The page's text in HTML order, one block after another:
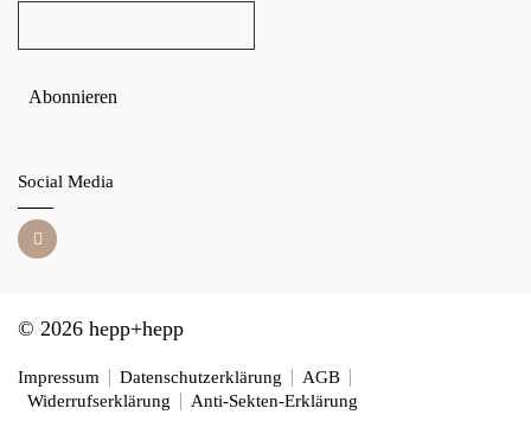
Social Media
© 2026 hepp+hepp
Impressum Datenschutzerklärung
AGB
Widerrufserklärung
Anti-Sekten-Erklärung